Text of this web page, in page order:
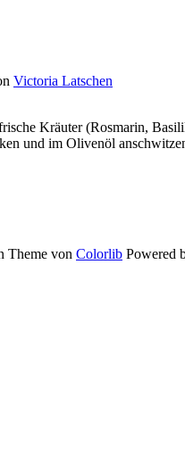
Victoria Latschen
Kräuter (Rosmarin,
und im Olivenöl
Theme von Colorlib Powered